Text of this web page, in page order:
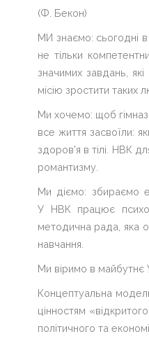
Новини
Контакти
ПАМ'ЯТЬ
ГЕРОЯМ
Михайлович
Бондарчук
Волонтерство
розкриття
пунктів
(Ф. Бекон)
МИ знаємо: сьогодні в
не тільки
значимих завдань,
місію зростити таких
Ми хочемо: щоб
все життя засвоїли:
здоров'я в тілі. НВК
романтизму.
Ми діємо: збираємо
У НВК працює
методична рада, яка
навчання.
Ми віримо в майбутнє
Концептуальна модель
цінностям
політичного та